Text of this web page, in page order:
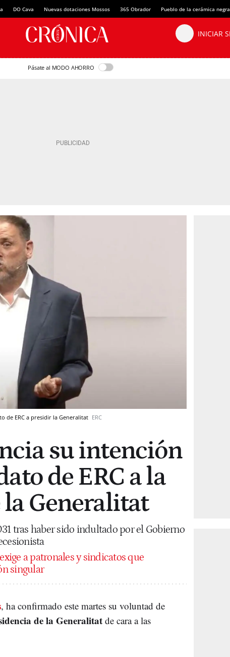
DO Cava Nuevas dotaciones Mossos 365 Obrador Pueblo de la cerámica negra
Pásate al MODO AHORRO
de ERC a presidir la Generalitat ERC
su intención
de ERC a la
Generalitat
tras haber sido indultado por el Gobierno
a patronales y sindicatos que
singular
, ha confirmado este martes su voluntad de
de la Generalitatde cara a las